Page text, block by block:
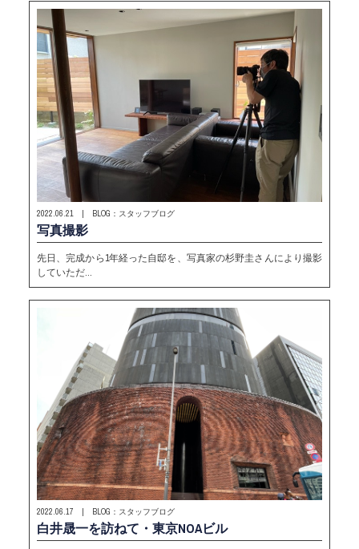
2022.06.21 | BLOG：スタッフブログ
写真撮影
先日、完成から1年経った自邸を、写真家の杉野圭さんにより撮影
していただ…
2022.06.17 | BLOG：スタッフブログ
白井晟一を訪ねて・東京NOAビル